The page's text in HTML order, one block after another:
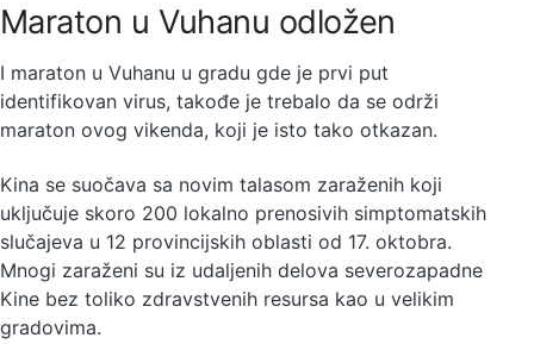
Maraton u Vuhanu odložen
I maraton u Vuhanu u gradu gde je prvi put
identifikovan virus, takođe je trebalo da se održi
maraton ovog vikenda, koji je isto tako otkazan.
Kina se suočava sa novim talasom zaraženih koji
uključuje skoro 200 lokalno prenosivih simptomatskih
slučajeva u 12 provincijskih oblasti od 17. oktobra.
Mnogi zaraženi su iz udaljenih delova severozapadne
Kine bez toliko zdravstvenih resursa kao u velikim
gradovima.